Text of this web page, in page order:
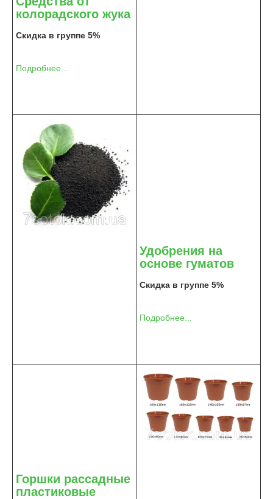
колорадского жука
Скидка в группе 5%
Подробнее...
Удобрения на
основе гуматов
Скидка в группе 5%
Подробнее...
Горшки рассадные
пластиковые